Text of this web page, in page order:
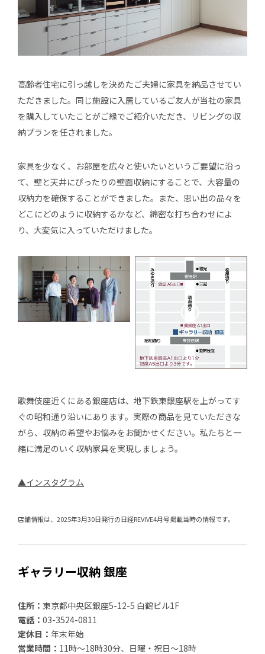
高齢者住宅に引っ越しを決めたご夫婦に家具を納品させてい
ただきました。同じ施設に入居しているご友人が当社の家具
を購入していたことがご縁でご紹介いただき、リビングの収
納プランを任されました。
家具を少なく、お部屋を広々と使いたいというご要望に沿っ
て、壁と天井にぴったりの壁面収納にすることで、大容量の
収納力を確保することができました。また、思い出の品々を
どこにどのように収納するかなど、綿密な打ち合わせによ
り、大変気に入っていただけました。
歌舞伎座近くにある銀座店は、地下鉄東銀座駅を上がってす
ぐの昭和通り沿いにあります。実際の商品を見ていただきな
がら、収納の希望やお悩みをお聞かせください。私たちと一
緒に満足のいく収納家具を実現しましょう。
▲インスタグラム
店舗情報は、2025年3月30日発行の日経REVIVE4月号掲載当時の情報です。
ギャラリー収納 銀座
住所： 東京都中央区銀座5-12-5 白鶴ビル1F
電話： 03-3524-0811
定休日： 年末年始
営業時間： 11時～18時30分、日曜・祝日～18時